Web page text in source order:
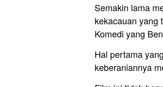
Semakin lama
kekacauan yang
Komedi yang
Hal pertama
keberaniannya